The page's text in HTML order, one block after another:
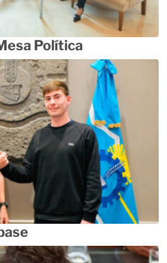
Política